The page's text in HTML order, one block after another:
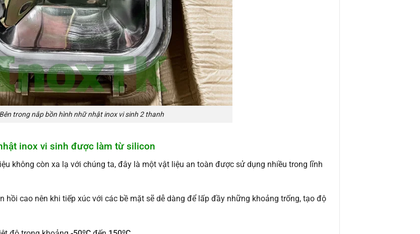
Bên trong nắp bồn hình nhữ nhật inox vi sinh 2 thanh
inox vi sinh được làm từ silicon
không còn xa lạ với chúng ta, đây là một vật liệu an toàn được sử dụng nhiều trong lĩnh
hồi cao nên khi tiếp xúc với các bề mặt sẽ dễ dàng để lấp đầy những khoảng trống, tạo độ